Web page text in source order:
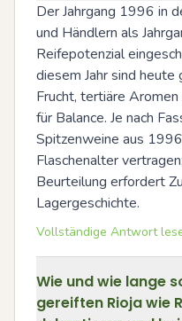
Der Jahrgang 1996 in
und Händlern als
Reifepotenzial
diesem Jahr sind
Frucht, tertiäre Aromen
für Balance. Je nach
Spitzenweine aus
Flaschenalter
Beurteilung erfordert
Lagergeschichte.
Vollständige Antwort
Wie und wie lange
gereiften Rioja wie